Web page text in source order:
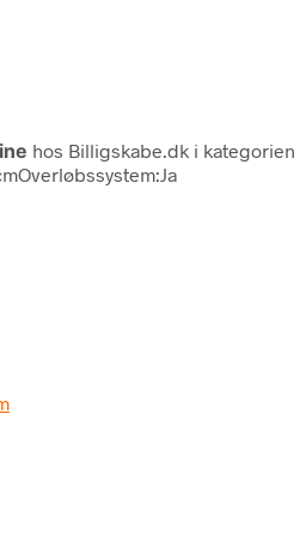
hos Billigskabe.dk i kategorien